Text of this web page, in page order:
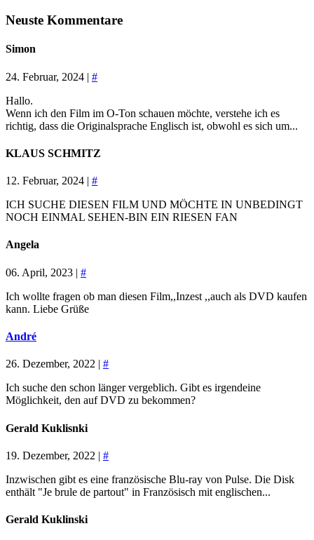
Neuste Kommentare
Simon
24. Februar, 2024 | #
Hallo.
Wenn ich den Film im O-Ton schauen möchte, verstehe ich es
richtig, dass die Originalsprache Englisch ist, obwohl es sich um...
KLAUS SCHMITZ
12. Februar, 2024 | #
ICH SUCHE DIESEN FILM UND MÖCHTE IN UNBEDINGT
NOCH EINMAL SEHEN-BIN EIN RIESEN FAN
Angela
06. April, 2023 | #
Ich wollte fragen ob man diesen Film,,Inzest ,,auch als DVD kaufen
kann. Liebe Grüße
André
26. Dezember, 2022 | #
Ich suche den schon länger vergeblich. Gibt es irgendeine
Möglichkeit, den auf DVD zu bekommen?
Gerald Kuklisnki
19. Dezember, 2022 | #
Inzwischen gibt es eine französische Blu-ray von Pulse. Die Disk
enthält "Je brule de partout" in Französisch mit englischen...
Gerald Kuklinski